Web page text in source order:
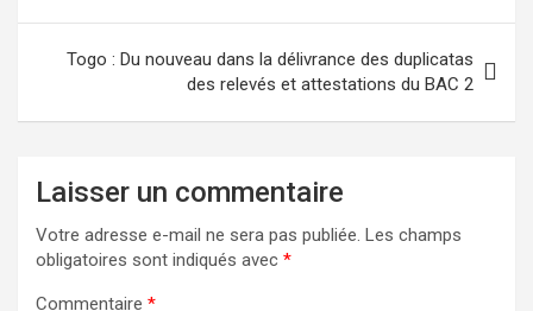
l’article
Togo : Du nouveau dans la délivrance des duplicatas
des relevés et attestations du BAC 2
Laisser un commentaire
Votre adresse e-mail ne sera pas publiée. Les champs
obligatoires sont indiqués avec *
Commentaire *